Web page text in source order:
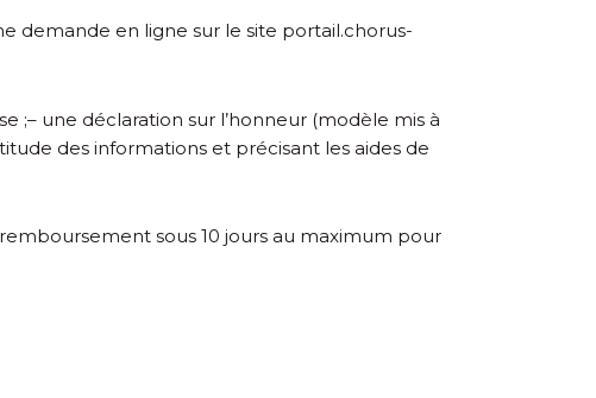
demande en ligne sur le site portail.chorus-
;– une déclaration sur l’honneur (modèle mis à
des informations et précisant les aides de
sous 10 jours au maximum pour